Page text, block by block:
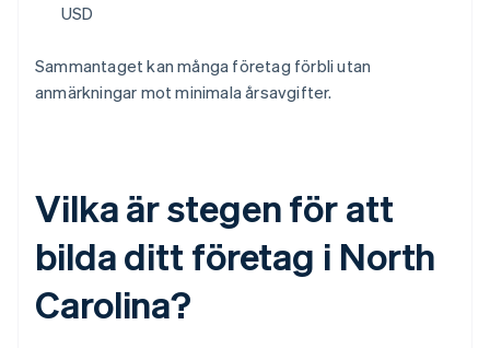
USD
Sammantaget kan många företag förbli utan
anmärkningar mot minimala årsavgifter.
Vilka är stegen för att
bilda ditt företag i North
Carolina?